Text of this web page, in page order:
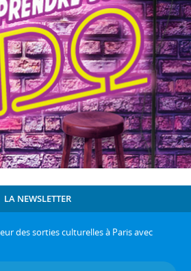
LA NEWSLETTER
des sorties culturelles à Paris avec